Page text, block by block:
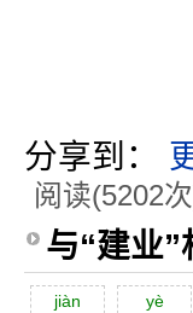
分享到：
阅读(5202
与“建业
jiàn yè